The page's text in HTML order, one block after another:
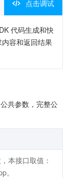
点击调试
代码生成和快
容和返回结果
共参数，完整公
，本接口取值：
。